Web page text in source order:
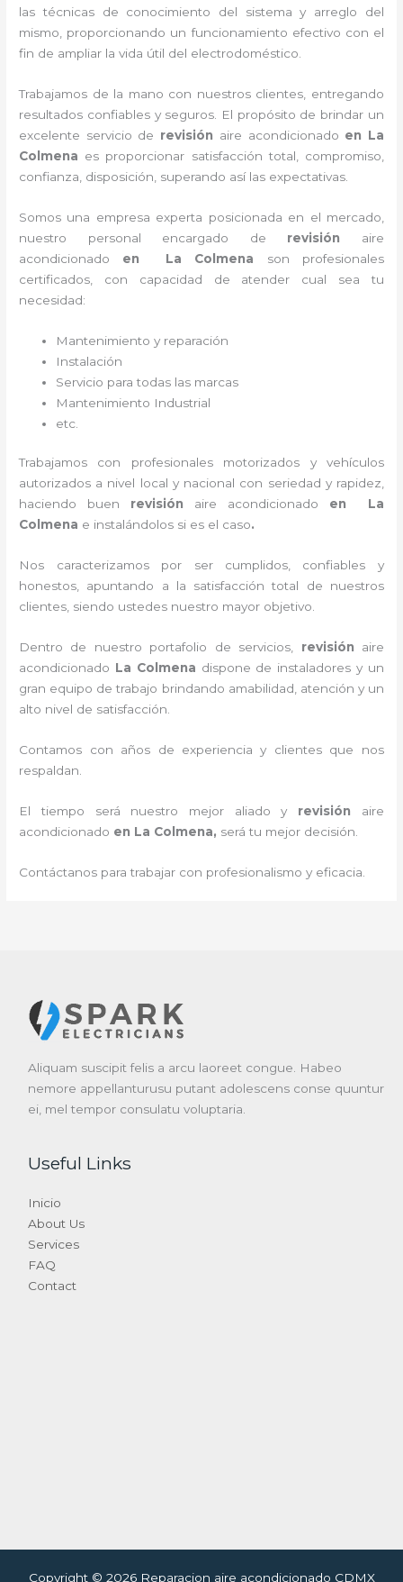
las técnicas de conocimiento del sistema y arreglo del
mismo, proporcionando un funcionamiento efectivo con el
fin de ampliar la vida útil del electrodoméstico.
Trabajamos de la mano con nuestros clientes, entregando
resultados confiables y seguros. El propósito de brindar un
excelente servicio de revisión aire acondicionado en La
Colmena es proporcionar satisfacción total, compromiso,
confianza, disposición, superando así las expectativas.
Somos una empresa experta posicionada en el mercado,
nuestro personal encargado de revisión aire
acondicionado en La Colmena
son profesionales
certificados, con capacidad de atender cual sea tu
necesidad:
Mantenimiento y reparación
Instalación
Servicio para todas las marcas
Mantenimiento Industrial
etc.
Trabajamos con profesionales motorizados y vehículos
autorizados a nivel local y nacional con seriedad y rapidez,
haciendo buen revisión aire acondicionado en La
Colmena e instalándolos si es el caso.
Nos caracterizamos por ser cumplidos, confiables y
honestos, apuntando a la satisfacción total de nuestros
clientes, siendo ustedes nuestro mayor objetivo.
Dentro de nuestro portafolio de servicios, revisión aire
acondicionado La Colmena dispone de instaladores y un
gran equipo de trabajo brindando amabilidad, atención y un
alto nivel de satisfacción.
Contamos con años de experiencia y clientes que nos
respaldan.
El tiempo será nuestro mejor aliado y revisión aire
acondicionado en La Colmena, será tu mejor decisión.
Contáctanos para trabajar con profesionalismo y eficacia.
Aliquam suscipit felis a arcu laoreet congue. Habeo
nemore appellanturusu putant adolescens conse quuntur
ei, mel tempor consulatu voluptaria.
Useful Links
Inicio
About Us
Services
FAQ
Contact
Copyright © 2026 Reparacion aire acondicionado CDMX